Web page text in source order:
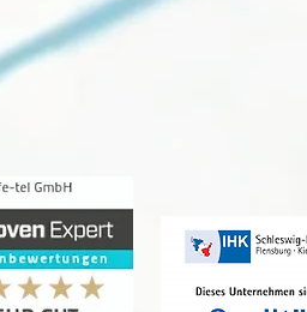
50.000+ Kunden vertrauen uns